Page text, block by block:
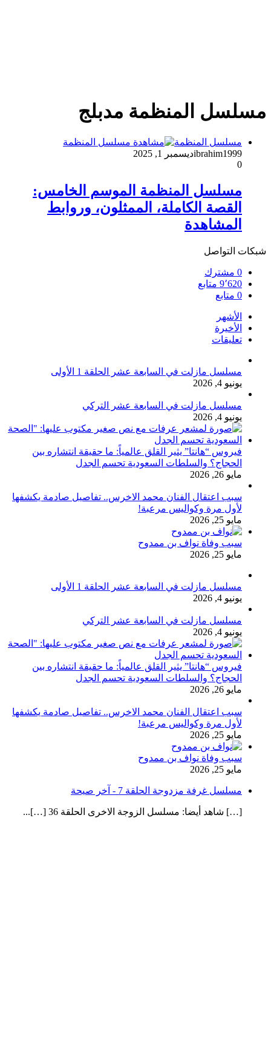
مسلسل المنظمة مدبلج
مسلسل المنظمة
ibrahim1999ديسمبر 1, 2025
0
مسلسل المنظمة الموسم الخامس:
القصة الكاملة، الممثلون، وروابط
المشاهدة
شبكات التواصل
0 مشترك
9٬620 متابع
0 متابع
الأشهر
الأخيرة
تعليقات
مسلسل مازلت في السابعة عشر الحلقة 1 الأولى
يونيو 4, 2026
مسلسل مازلت في السابعة عشر التركي
يونيو 4, 2026
فيروس “هانتا” يثير القلق عالمياً: ما حقيقة انتشاره بين
الحجاج؟ والسلطات السعودية تحسم الجدل
مايو 26, 2026
سبب اعتقال الفنان محمد الاخرس.. تفاصيل صادمة يكشفها
لأول مرة وكواليس مرعبة!
مايو 25, 2026
سبب وفاة نواف بن ممدوح
مايو 25, 2026
مسلسل مازلت في السابعة عشر الحلقة 1 الأولى
يونيو 4, 2026
مسلسل مازلت في السابعة عشر التركي
يونيو 4, 2026
فيروس “هانتا” يثير القلق عالمياً: ما حقيقة انتشاره بين
الحجاج؟ والسلطات السعودية تحسم الجدل
مايو 26, 2026
سبب اعتقال الفنان محمد الاخرس.. تفاصيل صادمة يكشفها
لأول مرة وكواليس مرعبة!
مايو 25, 2026
سبب وفاة نواف بن ممدوح
مايو 25, 2026
مسلسل غرفة مزدوجة الحلقة 7 - آخر صيحة
[…] شاهد أيضا: مسلسل الزوجة الاخرى الحلقة 36 […]...